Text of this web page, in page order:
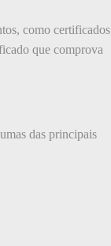
como certificados
que comprova
das principais